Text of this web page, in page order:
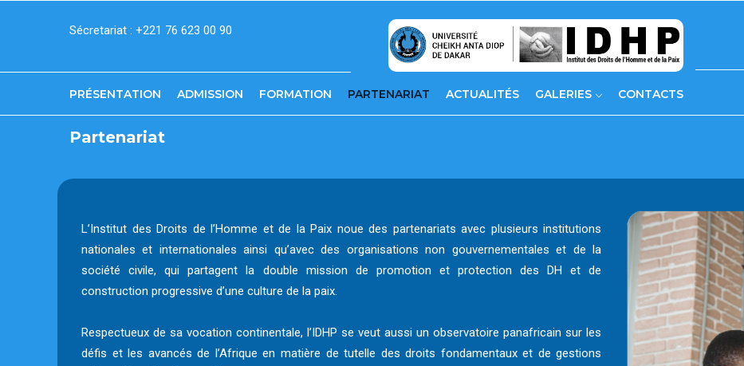
principal
Sécretariat : +221 76 623 00 90
PRÉSENTATION ADMISSION FORMATION PARTENARIAT ACTUALITÉS GALERIES CONTACTS
Partenariat
L’Institut des Droits de l’Homme et de la Paix noue des partenariats avec plusieurs institutions
nationales et internationales ainsi qu’avec des organisations non gouvernementales et de la
société civile, qui partagent la double mission de promotion et protection des DH et de
construction progressive d’une culture de la paix.
Respectueux de sa vocation continentale, l’IDHP se veut aussi un observatoire panafricain sur les
défis et les avancés de l’Afrique en matière de tutelle des droits fondamentaux et de gestions